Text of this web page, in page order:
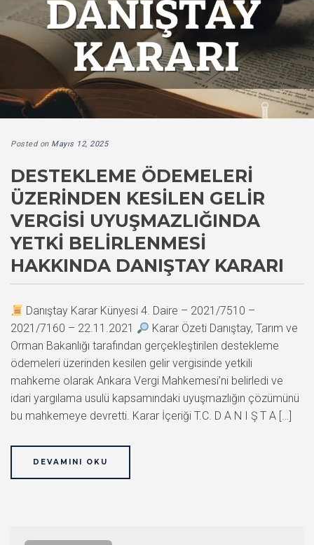
Posted on Mayıs 12, 2025
DESTEKLEME ÖDEMELERI
ÜZERINDEN KESILEN GELIR
VERGISI UYUŞMAZLIĞINDA
YETKI BELIRLENMESI
HAKKINDA DANIŞTAY KARARI
Danıştay Karar Künyesi 4. Daire – 2021/7510 –
2021/7160 – 22.11.2021
Karar Özeti Danıştay, Tarım ve
Orman Bakanlığı tarafından gerçekleştirilen destekleme
ödemeleri üzerinden kesilen gelir vergisinde yetkili
mahkeme olarak Ankara Vergi Mahkemesi’ni belirledi ve
idari yargılama usulü kapsamındaki uyuşmazlığın çözümünü
bu mahkemeye devretti. Karar İçeriği T.C. D A N I Ş T A […]
DEVAMINI OKU